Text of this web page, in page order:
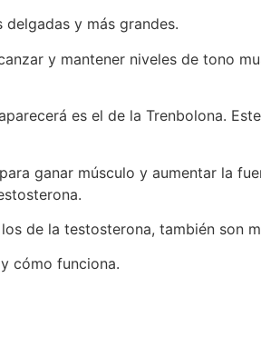
y más grandes.
y mantener niveles de tono
es el de la Trenbolona.
ganar músculo y aumentar la
de la testosterona, también son
cómo funciona.